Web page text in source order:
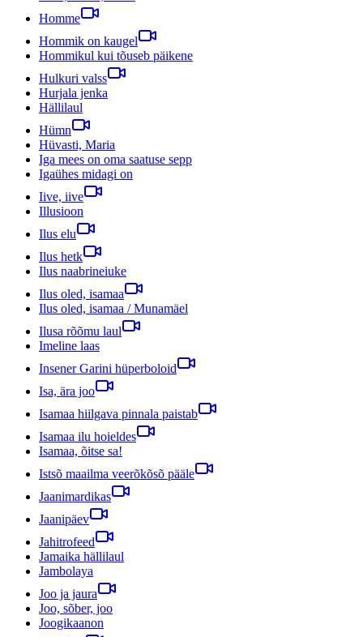
Homme
Hommik on kaugel
Hommikul kui tõuseb päikene
Hulkuri valss
Hurjala jenka
Hällilaul
Hümn
Hüvasti, Maria
Iga mees on oma saatuse sepp
Igaühes midagi on
Iive, iive
Illusioon
Ilus elu
Ilus hetk
Ilus naabrineiuke
Ilus oled, isamaa
Ilus oled, isamaa / Munamäel
Ilusa rõõmu laul
Imeline laas
Insener Garini hüperboloid
Isa, ära joo
Isamaa hiilgava pinnala paistab
Isamaa ilu hoieldes
Isamaa, õitse sa!
Istsõ maailma veerõkõsõ pääle
Jaanimardikas
Jaanipäev
Jahitrofeed
Jamaika hällilaul
Jambolaya
Joo ja jaura
Joo, sõber, joo
Joogikaanon